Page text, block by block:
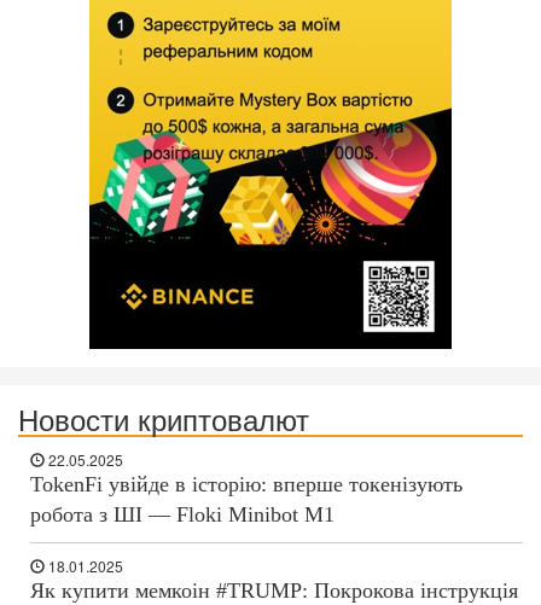
Новости криптовалют
22.05.2025
TokenFi увійде в історію: вперше токенізують
робота з ШІ — Floki Minibot M1
18.01.2025
Як купити мемкоін #TRUMP: Покрокова інструкція